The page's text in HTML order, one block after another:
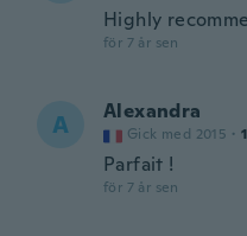
Highly
för 7 år sen
A Alexandra
Gick med 2015 ·
Parfait !
för 7 år sen